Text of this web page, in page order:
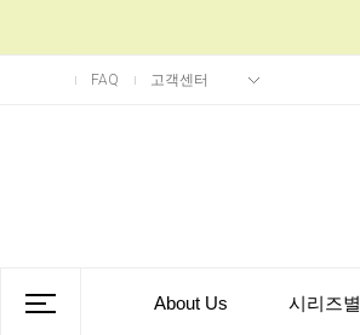
FAQ 고객센터
About Us 시리즈별